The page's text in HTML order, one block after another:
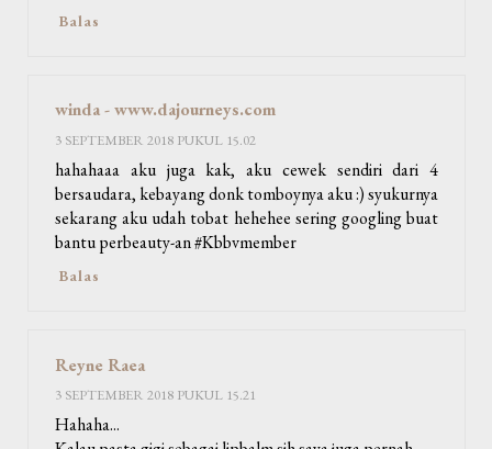
Balas
winda - www.dajourneys.com
3 SEPTEMBER 2018 PUKUL 15.02
hahahaaa aku juga kak, aku cewek sendiri dari 4
bersaudara, kebayang donk tomboynya aku :) syukurnya
sekarang aku udah tobat hehehee sering googling buat
bantu perbeauty-an #Kbbvmember
Balas
Reyne Raea
3 SEPTEMBER 2018 PUKUL 15.21
Hahaha...